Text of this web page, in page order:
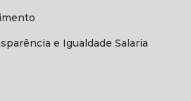
e Igualdade Salaria